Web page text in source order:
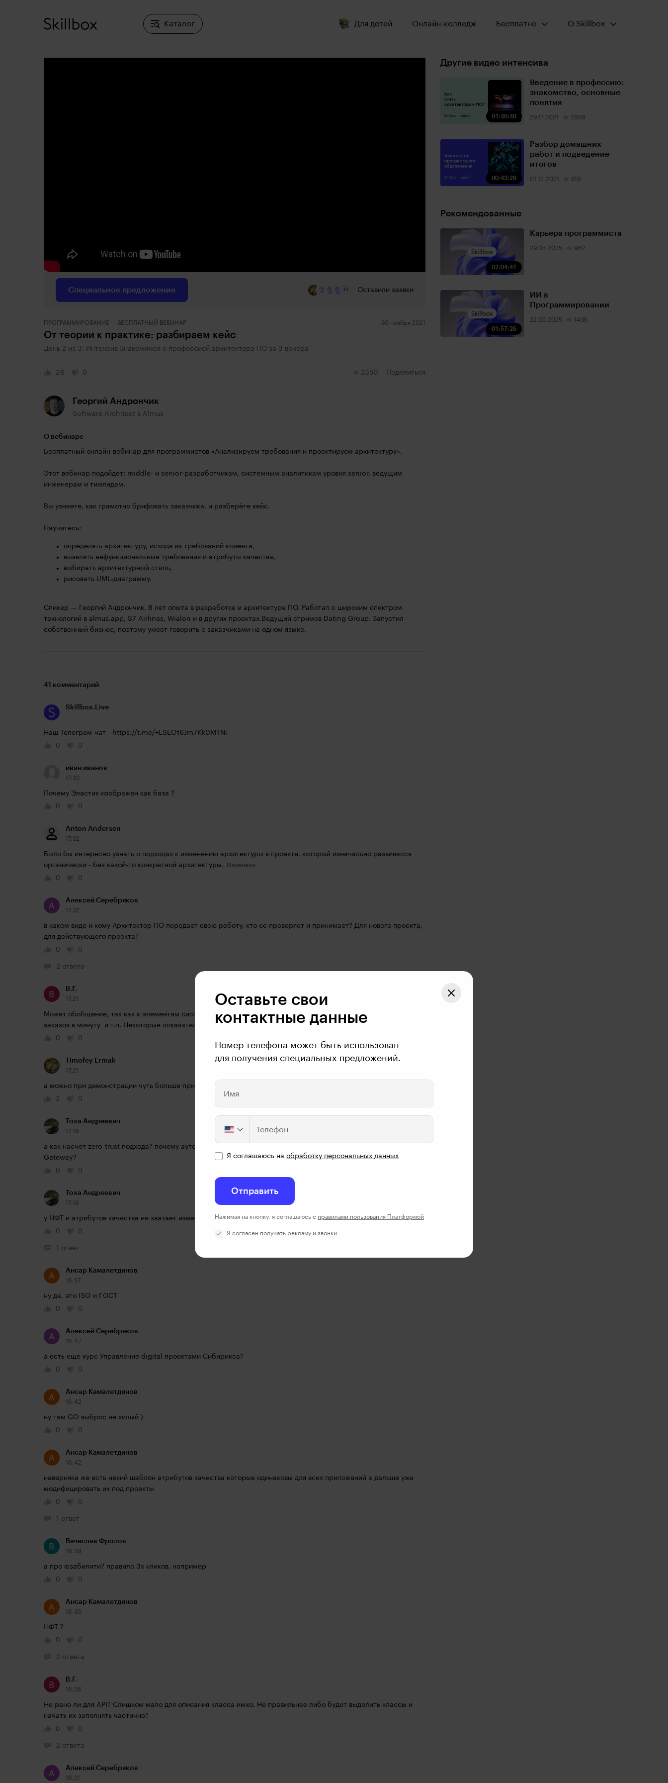
Каталог Для детей Онлайн-колледж Открыть меню:
Бесплатно Открыть меню:
О Skillbox
Специальное предложение +1 Оставили заявки
ПРОГРАММИРОВАНИЕ БЕСПЛАТНЫЙ ВЕБИНАР 30 ноября 2021
От теории к практике: разбираем кейс
День 2 из 3: Интенсив Знакомимся с профессией архитектора ПО за 3 вечера
26 0 2350 Поделиться
Георгий Андрончик
Software Architect в Almus
О вебинаре
Бесплатный онлайн-вебинар для программистов «Анализируем требования и проектируем архитектуру».
Этот вебинар подойдет: middle- и senior-разработчикам, системным аналитикам уровня senior, ведущим
инженерам и тимлидам.
Вы узнаете, как грамотно брифовать заказчика, и разберёте кейс.
Научитесь:
определять архитектуру, исходя из требований клиента,
выявлять нефункциональные требования и атрибуты качества,
выбирать архитектурный стиль,
рисовать UML-диаграмму.
Спикер — Георгий Андрончик. 8 лет опыта в разработке и архитектуре ПО. Работал с широким спектром
технологий в almus.app, S7 Airlines, Wialon и в других проектах.Ведущий стримов Dating Group. Запустил
собственный бизнес, поэтому умеет говорить с заказчиками на одном языке.
Другие видео интенсива
01:40:40
Введение в профессию:
знакомство, основные
понятия
29.11.2021 2958
00:43:28
Разбор домашних
работ и подведение
итогов
01.12.2021 819
Рекомендованные
02:04:41
Карьера программиста
29.05.2025 962
01:57:26
ИИ в
Программировании
22.05.2025 1436
41 комментарий
Skillbox.Live
Наш Телеграм-чат - https://t.me/+LSEOt6Jm7Kk0MTNi
0
0
иван иванов
17:33
Почему Эластик изображен как база ?
0
0
Anton Andersen
17:32
Было бы интересно узнать о подходах к изменению архитектуры в проекте, который изначально развивался
органически - без какой-то конкретной архитектуры.
0
0
Алексей Серебряков
17:32
в каком виде и кому Архитектор ПО передаёт свою работу, кто её проверяет и принимает? Для нового проекта,
для действующего проекта?
0
0
2 ответа
В.Г.
17:21
Может обобщение, так как к элементам системы они будут варьироваться от условных секунд до кол-во
заказов в минуту  и т.п. Некоторые показатели "скорости" диктуются заказчиком.
0
0
Timofey Ermak
17:21
а можно при демонстрации чуть больше приближение сделать, плохо видно текст
2
0
Toxa Андреевич
17:19
а как насчет zero-trust подхода? почему аутентификация (кстати, а авторизация?) только на уровне API-
Gateway?
0
0
Toxa Андреевич
17:16
у НФТ и атрибутов качества не хватает измеряемости: скорость - это что, в чем и сколько, например?
0
0
1 ответ
Ансар Камалетдинов
16:57
ну да, это ISO и ГОСТ
0
0
Алексей Серебряков
16:47
а есть еще курс Управление digital проектами Сибирикса?
0
0
Ансар Камалетдинов
16:42
ну там GO выброс не хилый )
0
0
Ансар Камалетдинов
16:42
наверняка же есть некий шаблон атрибутов качества которые одинаковы для всех приложений а дальше уже
модифицировать их под проекты
0
0
1 ответ
Вячеслав Фролов
16:38
а про юзабилити? правило 3х кликов, например
0
0
Ансар Камалетдинов
16:30
НФТ ?
0
0
2 ответа
В.Г.
16:26
Не рано ли для API? Слишком мало для описания класса имхо. Не правильнее либо будет выделить классы и
начать их заполнять частично?
0
0
2 ответа
Алексей Серебряков
16:21
Оставьте свои
контактные данные
Номер телефона может быть использован
для получения специальных предложений.
Имя
Телефон
Я соглашаюсь на обработку персональных данных
Отправить
Нажимая на кнопку, я соглашаюсь с правилами пользования Платформой
Я согласен получать рекламу и звонки